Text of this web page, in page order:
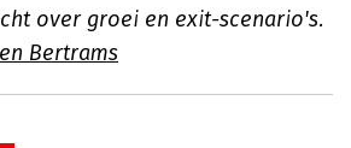
over groei en exit-scenario's.
Bertrams